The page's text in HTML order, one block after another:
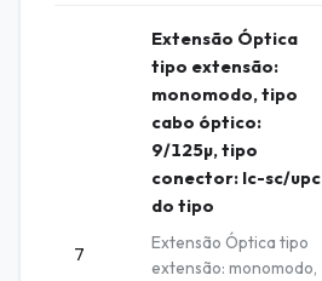
7
Extensão Óptica
tipo extensão:
monomodo, tipo
cabo óptico:
9/125µ, tipo
conector: lc-sc/upc
do tipo
Extensão Óptica tipo
extensão: monomodo,